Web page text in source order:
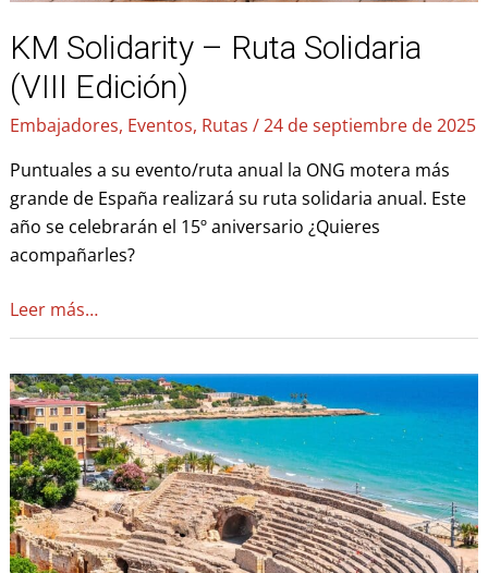
KM Solidarity – Ruta Solidaria
(VIII Edición)
Embajadores, Eventos, Rutas /24 de septiembre de 2025
Puntuales a su evento/ruta anual la ONG motera más
grande de España realizará su ruta solidaria anual. Este
año se celebrarán el 15º aniversario ¿Quieres
acompañarles?
Leer más…
en
moto
de
Tarragona
a
Lleida,
disfruta